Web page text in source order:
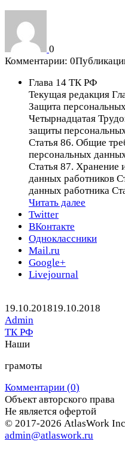
0
Комментарии: 0
Глава 14 ТК РФ
Текущая редакция
Защита
Четырнадцатая
защиты
Статья 86. Общие
персональных
Статья 87. Хранение
данных работников
данных работника
Читать далее
Twitter
ВКонтакте
Одноклассники
Mail.ru
Google+
Livejournal
19.10.201819.10.2018
Admin
ТК РФ
Предыдущая
Следующая
Наши
грамоты
Комментарии (0)
Объект авторского права
Не является офертой
© 2017-2026 AtlasWork
admin@atlaswork.ru